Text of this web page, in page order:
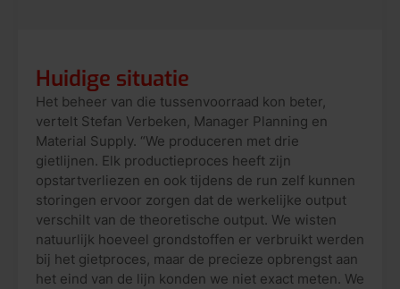
Huidige situatie
Het beheer van die tussenvoorraad kon beter,
vertelt Stefan Verbeken, Manager Planning en
Material Supply. “We produceren met drie
gietlijnen. Elk productieproces heeft zijn
opstartverliezen en ook tijdens de run zelf kunnen
storingen ervoor zorgen dat de werkelijke output
verschilt van de theoretische output. We wisten
natuurlijk hoeveel grondstoffen er verbruikt werden
bij het gietproces, maar de precieze opbrengst aan
het eind van de lijn konden we niet exact meten. We